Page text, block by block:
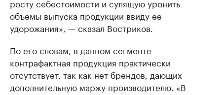
росту себестоимости и сулящую уронить
объемы выпуска продукции ввиду ее
удорожания», — сказал Востриков.
По его словам, в данном сегменте
контрафактная продукция практически
отсутствует, так как нет брендов, дающих
дополнительную маржу производителю. «В